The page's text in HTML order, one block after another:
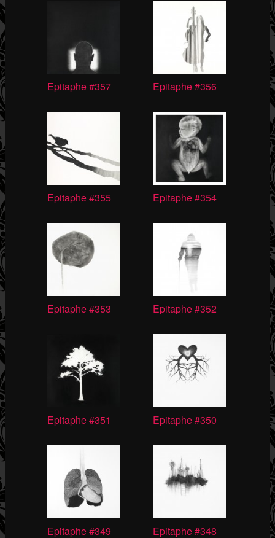
Epitaphe #357 Epitaphe #356
Epitaphe #355 Epitaphe #354
Epitaphe #353 Epitaphe #352
Epitaphe #351 Epitaphe #350
Epitaphe #349 Epitaphe #348